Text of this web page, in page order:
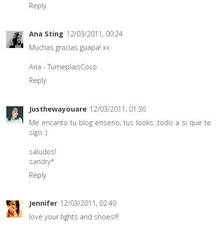
Reply
Ana Sting 12/03/2011, 00:24
Muchas gracias guapa! xx
Ana - TumeplaisCoco
Reply
Justhewayouare 12/03/2011, 01:36
Me encanto tu blog enserio, tus looks ,todo a si que te
sigo :)
saludos!
sandry*
Reply
Jennifer 12/03/2011, 02:40
love your tights and shoes!!!